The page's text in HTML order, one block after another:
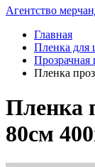
Агентство
Главная
Пленка для
Прозрачная
Пленка
Пленка
80см